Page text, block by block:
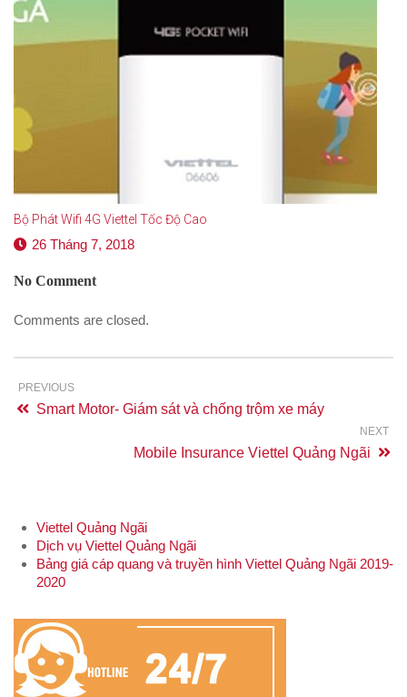
Bộ Phát Wifi 4G Viettel Tốc Độ Cao
26 Tháng 7, 2018
No Comment
Comments are closed.
PREVIOUS
Smart Motor- Giám sát và chống trộm xe máy
NEXT
Mobile Insurance Viettel Quảng Ngãi
Viettel Quảng Ngãi
Dịch vụ Viettel Quảng Ngãi
Bảng giá cáp quang và truyền hình Viettel Quảng Ngãi 2019-
2020